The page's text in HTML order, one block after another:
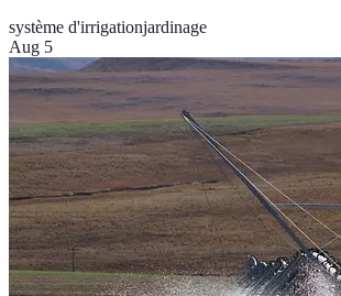
système d'irrigationjardinage
Aug 5